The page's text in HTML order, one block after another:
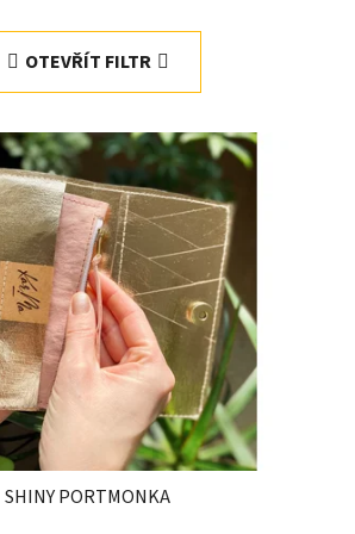
OTEVŘÍT FILTR
SHINY PORTMONKA